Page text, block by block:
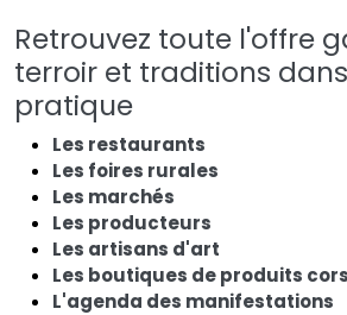
Retrouvez toute l'offre
terroir et traditions
pratique
Les restaurants
Les foires rurales
Les marchés
Les producteurs
Les artisans d'art
Les boutiques de produits
L'agenda des manifestations